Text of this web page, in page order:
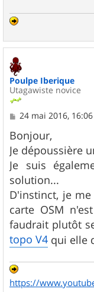
Poulpe Iberique
Utagawiste novice
M
s
s
a
g
e
24 mai 2016, 16:06
Bonjour,
Je dépoussière
Je suis
solution...
D'instinct, je
carte OSM
faudrait plutôt
topo V4 qui elle
https://